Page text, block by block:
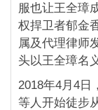
服也让王全璋
权捍卫者郁金
属及代理律师
头以王全璋名
2018年4月4日
等人开始徒步